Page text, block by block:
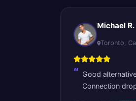
Michael R.
Toronto,
Good
Connection